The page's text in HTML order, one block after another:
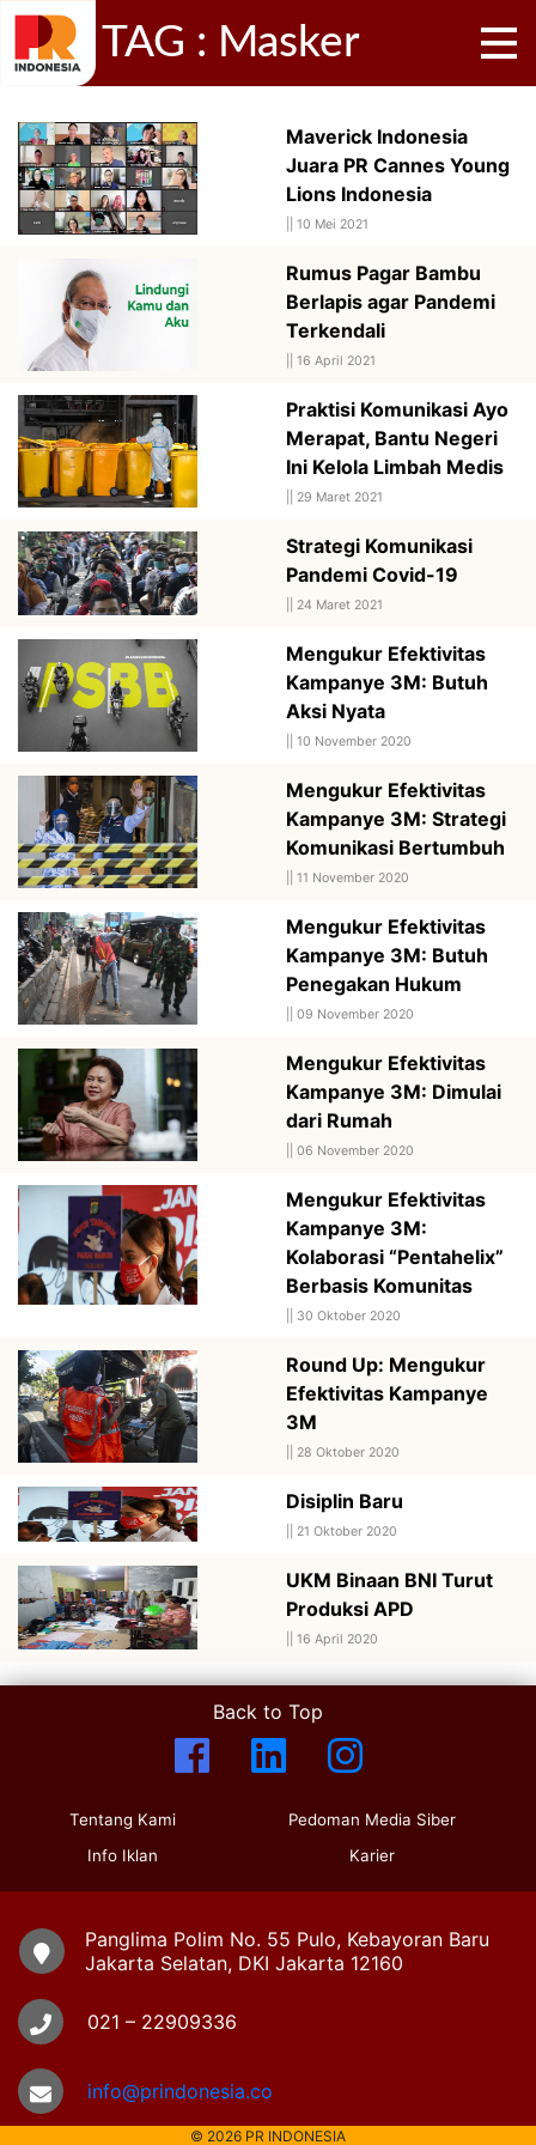
TAG : Masker
Maverick Indonesia
Juara PR Cannes Young
Lions Indonesia
10 Mei 2021
Rumus Pagar Bambu
Berlapis agar Pandemi
Terkendali
16 April 2021
Praktisi Komunikasi Ayo
Merapat, Bantu Negeri
Ini Kelola Limbah Medis
29 Maret 2021
Strategi Komunikasi
Pandemi Covid-19
24 Maret 2021
Mengukur Efektivitas
Kampanye 3M: Butuh
Aksi Nyata
10 November 2020
Mengukur Efektivitas
Kampanye 3M: Strategi
Komunikasi Bertumbuh
11 November 2020
Mengukur Efektivitas
Kampanye 3M: Butuh
Penegakan Hukum
09 November 2020
Mengukur Efektivitas
Kampanye 3M: Dimulai
dari Rumah
06 November 2020
Mengukur Efektivitas
Kampanye 3M:
Kolaborasi “Pentahelix”
Berbasis Komunitas
30 Oktober 2020
Round Up: Mengukur
Efektivitas Kampanye
3M
28 Oktober 2020
Disiplin Baru
21 Oktober 2020
UKM Binaan BNI Turut
Produksi APD
16 April 2020
Back to Top
Tentang Kami
Info Iklan
Pedoman Media Siber
Karier
Panglima Polim No. 55 Pulo, Kebayoran Baru
Jakarta Selatan, DKI Jakarta 12160
021 – 22909336
info@prindonesia.co
© 2026 PR INDONESIA